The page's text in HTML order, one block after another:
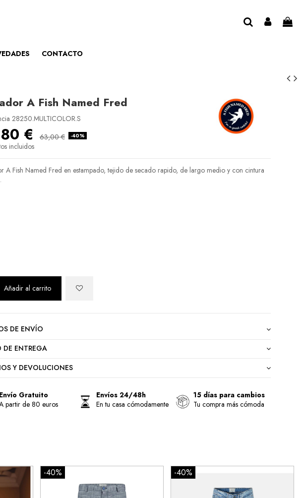
CONTACTO
A Fish Named Fred
28250.MULTICOLOR.S
€ 63,00 € -40%
incluidos
A Fish Named Fred en estampado, tejido de secado rapido, de largo medio y con cintura
Añadir al carrito
DE ENVÍO
DE ENTREGA
Y DEVOLUCIONES
Envío Gratuito
partir de 80 euros
Envíos 24/48h
En tu casa cómodamente
15 días para cambios
Tu compra más cómoda
-40% -40%